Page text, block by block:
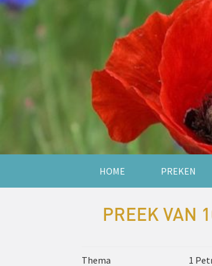
HOME PREKEN
PREEK VAN
Thema 1